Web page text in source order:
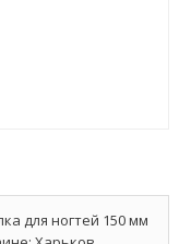
для ногтей 150 мм